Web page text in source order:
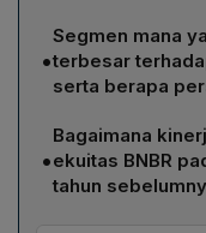
Pendapatan
triliun, meningkat
pada periode
•
Segmen mana
terbesar
serta berapa
Segmen
penyumbang
naik 6,38%
•
Bagaimana
ekuitas BNBR
tahun
Laba bersih